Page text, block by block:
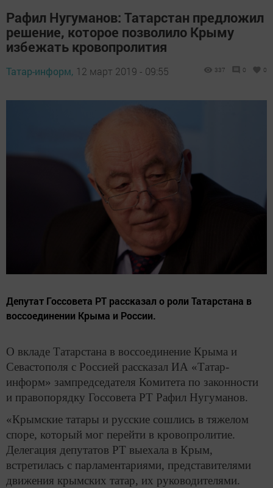
Рафил Нугуманов: Татарстан предложил
решение, которое позволило Крыму
избежать кровопролития
Татар-информ, 12 март 2019 - 09:55 337 0 0
Депутат Госсовета РТ рассказал о роли Татарстана в
воссоединении Крыма и России.
О вкладе Татарстана в воссоединение Крыма и
Севастополя с Россией рассказал ИА «Татар-
информ» зампредседателя Комитета по законности
и правопорядку Госсовета РТ Рафил Нугуманов.
«Крымские татары и русские сошлись в тяжелом
споре, который мог перейти в кровопролитие.
Делегация депутатов РТ выехала в Крым,
встретилась с парламентариями, представителями
движения крымских татар, их руководителями.